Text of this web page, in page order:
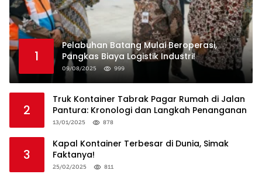
1
Pelabuhan Batang Mulai Beroperasi,
Pangkas Biaya Logistik Industri!
09/08/2025 999
2
Truk Kontainer Tabrak Pagar Rumah di Jalan
Pantura: Kronologi dan Langkah Penanganan
13/01/2025 878
3
Kapal Kontainer Terbesar di Dunia, Simak
Faktanya!
25/02/2025 811